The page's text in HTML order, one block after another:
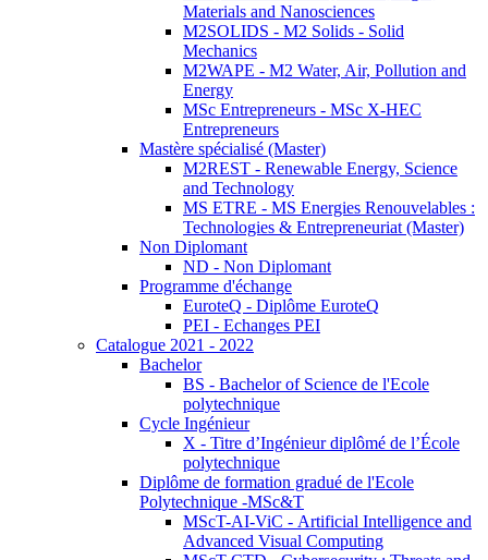
Materials and Nanosciences
M2SOLIDS - M2 Solids - Solid
Mechanics
M2WAPE - M2 Water, Air, Pollution and
Energy
MSc Entrepreneurs - MSc X-HEC
Entrepreneurs
Mastère spécialisé (Master)
M2REST - Renewable Energy, Science
and Technology
MS ETRE - MS Energies Renouvelables :
Technologies & Entrepreneuriat (Master)
Non Diplomant
ND - Non Diplomant
Programme d'échange
EuroteQ - Diplôme EuroteQ
PEI - Echanges PEI
Catalogue 2021 - 2022
Bachelor
BS - Bachelor of Science de l'Ecole
polytechnique
Cycle Ingénieur
X - Titre d’Ingénieur diplômé de l’École
polytechnique
Diplôme de formation gradué de l'Ecole
Polytechnique -MSc&T
MScT-AI-ViC - Artificial Intelligence and
Advanced Visual Computing